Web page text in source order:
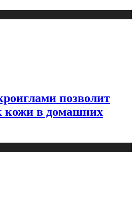
позволит
кожи в домашних